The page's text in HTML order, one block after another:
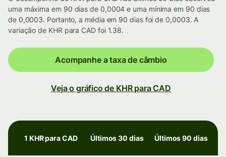
uma máxima em 90 dias de 0,0004 e uma mínima em 90 dias
de 0,0003. Portanto, a média em 90 dias foi de 0,0003. A
variação de KHR para CAD foi 1.38.
Acompanhe a taxa de câmbio
Veja o gráfico de KHR para CAD
1 KHR para CAD Últimos 30 dias Últimos 90 dias